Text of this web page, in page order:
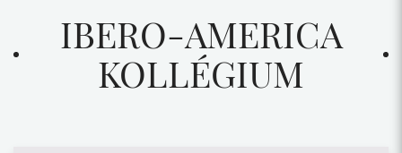
IBERO-AMERICA
KOLLÉGIUM